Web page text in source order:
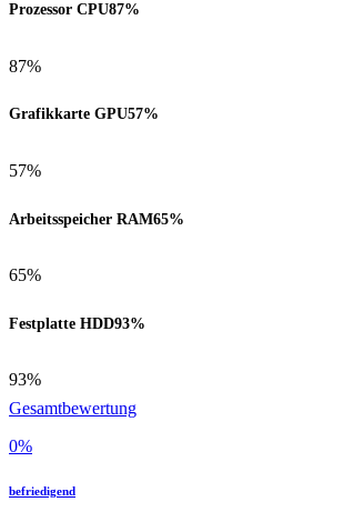
Prozessor CPU87%
87%
Grafikkarte GPU57%
57%
Arbeitsspeicher RAM65%
65%
Festplatte HDD93%
93%
Gesamtbewertung
0%
befriedigend